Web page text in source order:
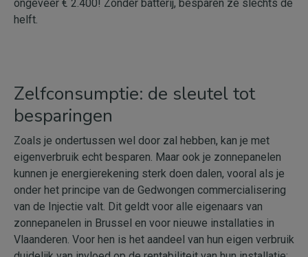
ongeveer € 2.400! Zonder batterij, besparen ze slechts de
helft.
Zelfconsumptie: de sleutel tot
besparingen
Zoals je ondertussen wel door zal hebben, kan je met
eigenverbruik echt besparen. Maar ook je zonnepanelen
kunnen je energierekening sterk doen dalen, vooral als je
onder het principe van de Gedwongen commercialisering
van de Injectie valt. Dit geldt voor alle eigenaars van
zonnepanelen in Brussel en voor nieuwe installaties in
Vlaanderen. Voor hen is het aandeel van hun eigen verbruik